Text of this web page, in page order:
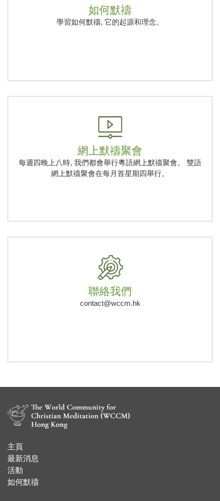
如何默禱
學習如何默禱, 它的起源和理念。
網上默禱聚會
每週四晚上八時, 我們都會舉行粵語網上默禱聚會。 雙語
網上默禱聚會在每月首星期四舉行。
聯絡我們
contact@wccm.hk
主頁
​最新消息
活動
如何默禱